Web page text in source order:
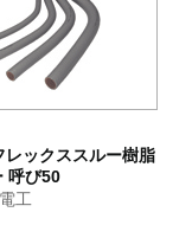
ックススルー樹脂
呼び50
工